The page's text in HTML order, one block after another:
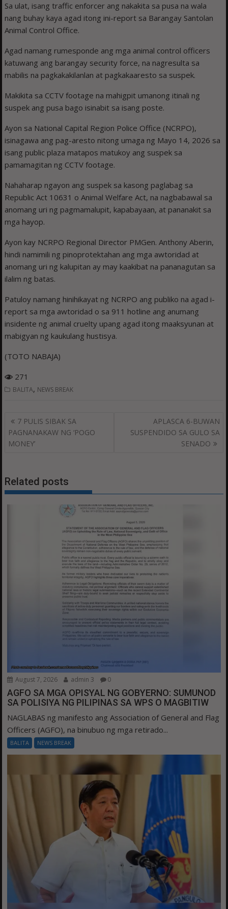
Sa ulat, isang traffic enforcer ang nakakita sa pusa na wala
nang buhay kaya agad itong ini-report sa Barangay Santolan
Animal Control Office.
Agad namang rumesponde ang mga animal control officers
katuwang ang barangay security force, na nagresulta sa
mabilis na pagkakakilanlan at pagkakaaresto sa suspek.
Makikita sa CCTV footage na mahigpit umanong itinali ng
suspek ang pusa bago isinabit sa isang poste.
Ayon sa National Capital Region Police Office (NCRPO),
isinagawa ang pag-aresto nitong umaga ng Mayo 14, 2026 sa
isang public plaza matapos matukoy ang suspek sa
pamamagitan ng CCTV footage.
Nahaharap ngayon ang suspek sa kasong paglabag sa
Republic Act 10631 o Animal Welfare Act, na nagbabawal sa
anomang uri ng pagmamalupit, kapabayaan, at pananakit sa
mga hayop.
Ayon kay NCRPO Regional Director PMGen. Anthony Aberin,
hindi namimili ng pinoprotektahan ang mga awtoridad at
anomang uri ng kalupitan ay may kaakibat na pananagutan sa
ilalim ng batas.
Patuloy namang hinihikayat ng NCRPO ang publiko na agad i-
report sa mga awtoridad o sa 911 hotline ang anumang
insidente ng animal cruelty upang agad itong maaksyunan at
mabigyan ng kaukulang hustisya.
(TOTO NABAJA)
271
BALITA, NEWS BREAK
Post
navigation
7 PULIS SIBAK SA
PAGNANAKAW NG ‘POGO
MONEY’
APLASCA 6-BUWAN
SUSPENDIDO SA GULO SA
SENADO
Related posts
August 7, 2026 admin 3 0
AGFO SA MGA OPISYAL NG GOBYERNO: SUMUNOD
SA POLISIYA NG PILIPINAS SA WPS O MAGBITIW
NAGLABAS ng manifesto ang Association of General and Flag
Officers (AGFO), na binubuo ng mga retirado...
BALITA NEWS BREAK